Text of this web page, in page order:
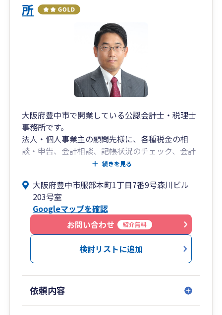
所
大阪府豊中市で開業している公認会計士・税理士
事務所です。
法人・個人事業主の顧問先様に、各種税金の相
談・申告、会計相談、記帳状況のチェック、会計
システムへの入力アドバイス・サポート、会計シ
支援、法人成り支援、経営計画（予算計画・資金
繰り計画）の策定支援、資金調達支援、事業承継
対策（自社株式評価・相続税の相談・申告を含
む）、MBO実行支援、業務プロセス改善支援、な
どのサービスを提供しております。
北摂・大阪市周辺エリアを中心に、設立・開業間
もない創業期の顧問先様、成長期～成熟期の顧問
じてサービス提供をしております。Google Meet
やZoomなどを活用したリモート対応も可能で
続きを見る
大阪府豊中市服部本町1丁目7番9号森川ビル
203号室
Googleマップを確認
お問い合わせ
紹介無料
検討リストに追加
依頼内容